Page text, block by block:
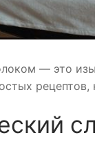
— это